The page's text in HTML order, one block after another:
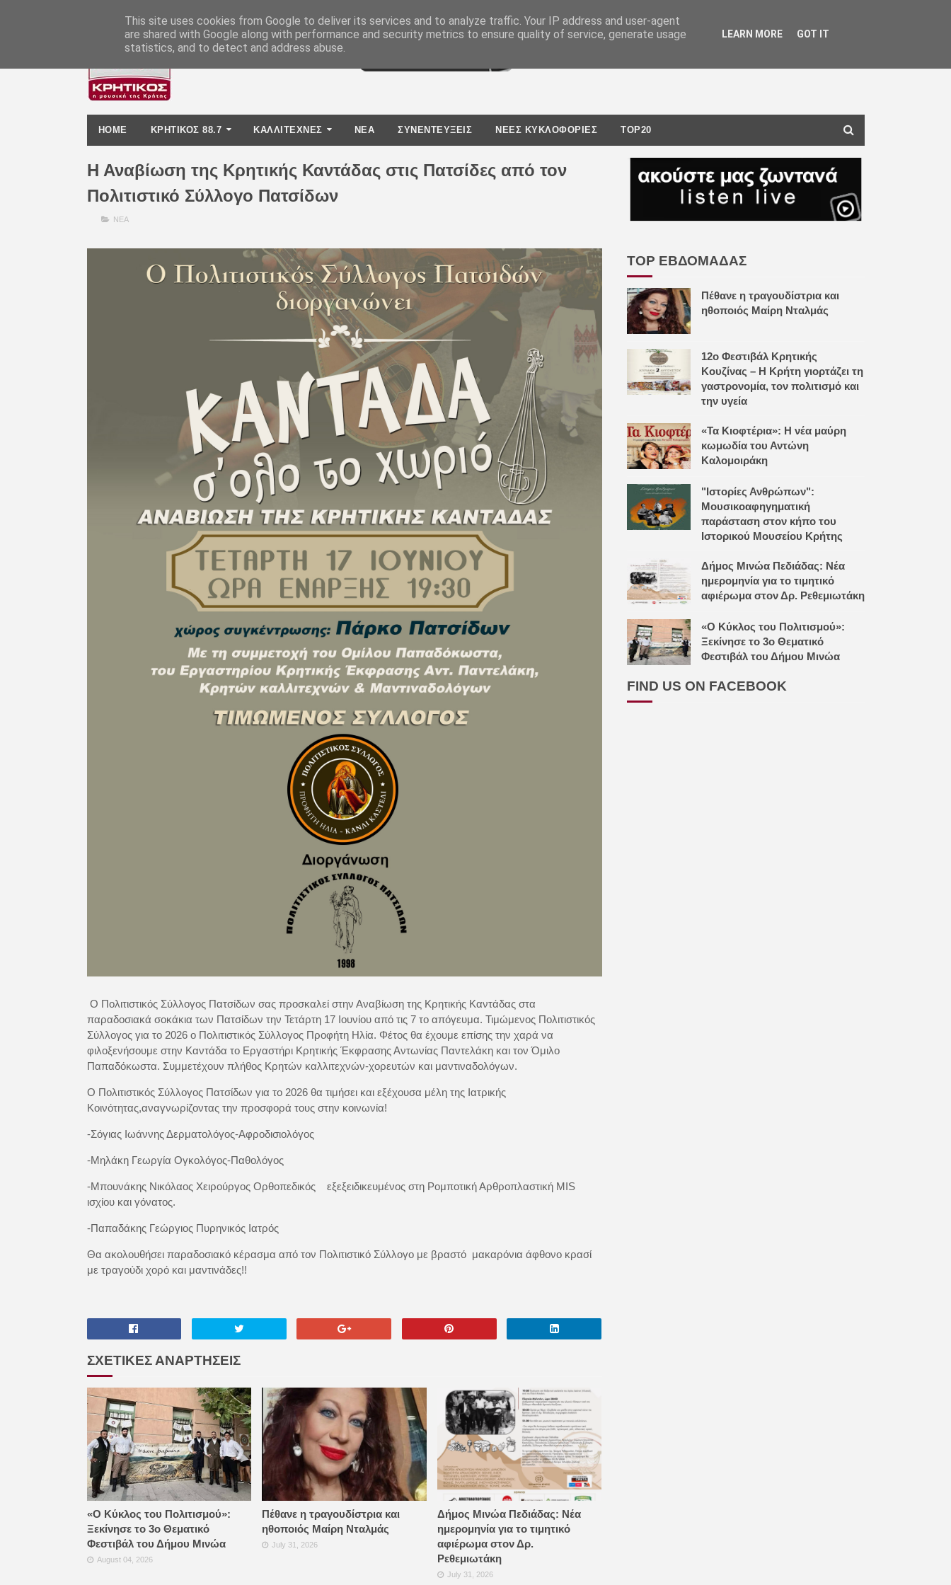
HOME ΚΡΗΤΙΚΟΣ 88.7 ΚΑΛΛΙΤΕΧΝΕΣ ΝΕΑ ΣΥΝΕΝΤΕΥΞΕΙΣ ΝΕΕΣ ΚΥΚΛΟΦΟΡΙΕΣ TOP20
Η Αναβίωση της Κρητικής Καντάδας στις Πατσίδες από τον
Πολιτιστικό Σύλλογο Πατσίδων
ΝΕΑ
Ο Πολιτιστικός Σύλλογος Πατσίδων σας προσκαλεί στην Αναβίωση της Κρητικής Καντάδας στα
παραδοσιακά σοκάκια των Πατσίδων την Τετάρτη 17 Ιουνίου από τις 7 το απόγευμα. Τιμώμενος Πολιτιστικός
Σύλλογος για το 2026 ο Πολιτιστικός Σύλλογος Προφήτη Ηλία. Φέτος θα έχουμε επίσης την χαρά να
φιλοξενήσουμε στην Καντάδα το Εργαστήρι Κρητικής Έκφρασης Αντωνίας Παντελάκη και τον Όμιλο
Παπαδόκωστα. Συμμετέχουν πλήθος Κρητών καλλιτεχνών-χορευτών και μαντιναδολόγων.
Ο Πολιτιστικός Σύλλογος Πατσίδων για το 2026 θα τιμήσει και εξέχουσα μέλη της Ιατρικής
Κοινότητας,αναγνωρίζοντας την προσφορά τους στην κοινωνία!
-Σόγιας Ιωάννης Δερματολόγος-Αφροδισιολόγος
-Μηλάκη Γεωργία Ογκολόγος-Παθολόγος
-Μπουνάκης Νικόλαος Χειρούργος Ορθοπεδικός εξεξειδικευμένος στη Ρομποτική Αρθροπλαστική MIS
ισχίου και γόνατος.
-Παπαδάκης Γεώργιος Πυρηνικός Ιατρός
Θα ακολουθήσει παραδοσιακό κέρασμα από τον Πολιτιστικό Σύλλογο με βραστό μακαρόνια άφθονο κρασί
με τραγούδι χορό και μαντινάδες!!
ΣΧΕΤΙΚΕΣ ΑΝΑΡΤΗΣΕΙΣ
«Ο Κύκλος του Πολιτισμού»:
Ξεκίνησε το 3ο Θεματικό
Φεστιβάλ του Δήμου Μινώα
August 04, 2026
Πέθανε η τραγουδίστρια και
ηθοποιός Μαίρη Νταλμάς
July 31, 2026
Δήμος Μινώα Πεδιάδας: Νέα
ημερομηνία για το τιμητικό
αφιέρωμα στον Δρ.
Ρεθεμιωτάκη
July 31, 2026
TOP ΕΒΔΟΜΑΔΑΣ
Πέθανε η τραγουδίστρια και
ηθοποιός Μαίρη Νταλμάς
12ο Φεστιβάλ Κρητικής
Κουζίνας – Η Κρήτη γιορτάζει τη
γαστρονομία, τον πολιτισμό και
την υγεία
«Τα Κιοφτέρια»: Η νέα μαύρη
κωμωδία του Αντώνη
Καλομοιράκη
"Ιστορίες Ανθρώπων":
Μουσικοαφηγηματική
παράσταση στον κήπο του
Ιστορικού Μουσείου Κρήτης
Δήμος Μινώα Πεδιάδας: Νέα
ημερομηνία για το τιμητικό
αφιέρωμα στον Δρ. Ρεθεμιωτάκη
«Ο Κύκλος του Πολιτισμού»:
Ξεκίνησε το 3ο Θεματικό
Φεστιβάλ του Δήμου Μινώα
FIND US ON FACEBOOK
This site uses cookies from Google to deliver its services and to analyze traffic. Your IP address and user-agent
are shared with Google along with performance and security metrics to ensure quality of service, generate usage
statistics, and to detect and address abuse.
LEARN MORE GOT IT